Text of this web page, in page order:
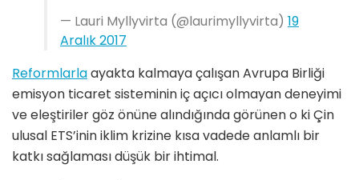
— Lauri Myllyvirta (@laurimyllyvirta) 19
Aralık 2017
Reformlarlaayakta kalmaya çalışan Avrupa Birliği
emisyon ticaret sisteminin iç açıcı olmayan deneyimi
ve eleştiriler göz önüne alındığında görünen o ki Çin
ulusal ETS’inin iklim krizine kısa vadede anlamlı bir
katkı sağlaması düşük bir ihtimal.